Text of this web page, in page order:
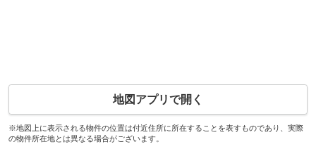
地図アプリで開く
※地図上に表示される物件の位置は付近住所に所在することを表すものであり、実際
の物件所在地とは異なる場合がございます。